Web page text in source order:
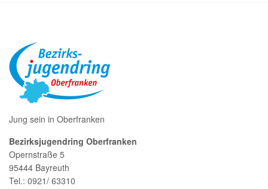
Jung sein in Oberfranken
Bezirksjugendring Oberfranken
Opernstraße 5
95444 Bayreuth
Tel.: 0921/ 63310